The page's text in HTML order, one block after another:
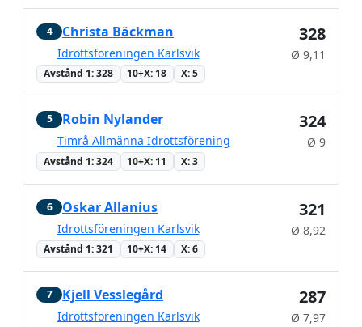
4 Christa Bäckman
Idrottsföreningen Karlsvik
Avstånd 1: 328 10+X: 18 X: 5
328
Ø 9,11
5 Robin Nylander
Timrå Allmänna Idrottsförening
Avstånd 1: 324 10+X: 11 X: 3
324
Ø 9
6 Oskar Allanius
Idrottsföreningen Karlsvik
Avstånd 1: 321 10+X: 14 X: 6
321
Ø 8,92
7 Kjell Vesslegård
Idrottsföreningen Karlsvik
287
Ø 7,97